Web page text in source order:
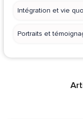
Intégration et vie
Portraits et